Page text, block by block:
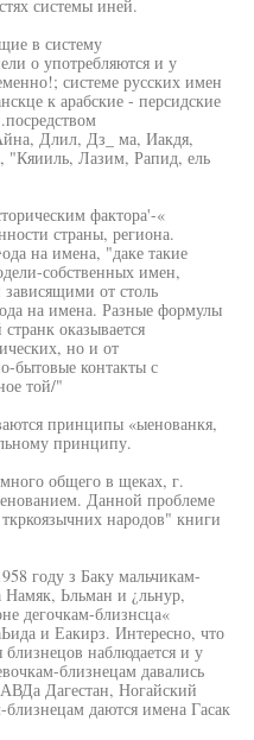
системы иней.
в систему
о употребляются и у
системе русских имен
к арабские - персидские
Длил, Дз_ ма, Иакдя,
"Кяииль, Лазим, Рапид, ель
фактора'-«
страны, региона.
на имена, "даке такие
собственных имен,
от столь
на имена. Разные формулы
оказывается
но и от
бытовые контакты с
той/"
принципы «ыенованкя,
принципу.
общего в щеках, г.
Данной проблеме
народов" книги
году з Баку мальчикам-
Намяк, Ьльман и ¿льнур,
дегочкам-близнсца«
и Еакирз. Интересно, что
наблюдается и у
близнецам давались
Дагестан, Ногайский
даются имена Гасак